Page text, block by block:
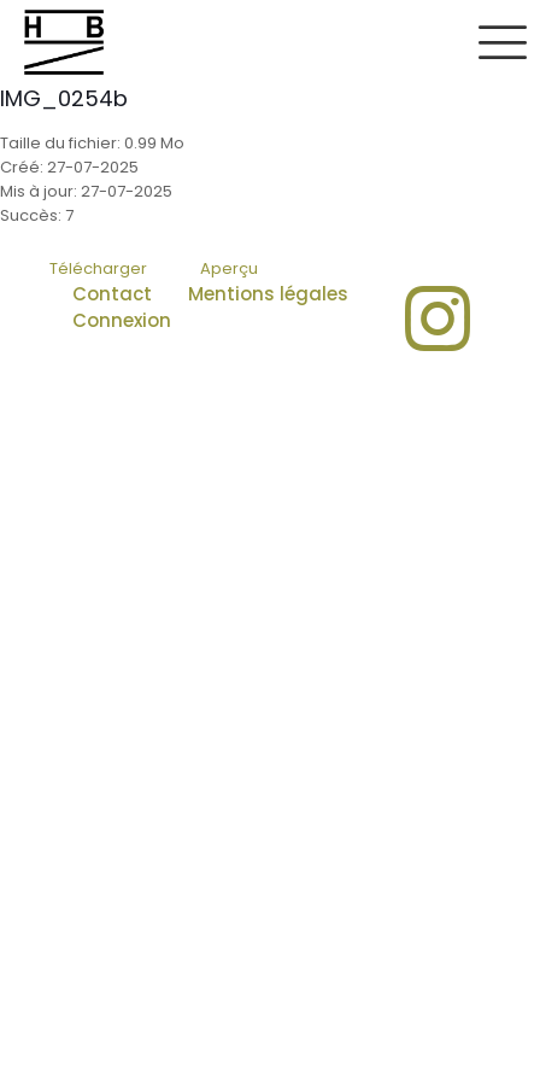
IMG_0254b
Taille du fichier: 0.99 Mo
Créé: 27-07-2025
Mis à jour: 27-07-2025
Succès: 7
Télécharger Aperçu
Contact
Mentions légales
Connexion